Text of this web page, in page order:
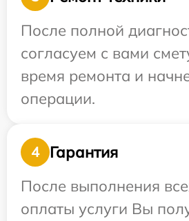
После полной
согласуем с вами
время ремонта и
операции.
4
Гарантия
После выполнения
оплаты услуги Вы